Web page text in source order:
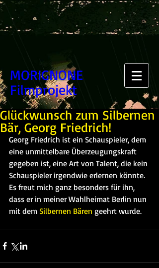
MORIGNONE
Filmprojekt
Glückwunsch zum Silbernen
Bär, Georg Friedrich!
Georg Friedrich ist ein Schauspieler, dem
eine unmittelbare Überzeugungskraft
gegeben ist, eine Art von Talent, die kein
Schauspieler irgendwie erlernen könnte.
Es freut mich ganz besonders für ihn,
dass er in meiner Wahlheimat Berlin nun
mit dem Silbernen Bären geehrt wurde.